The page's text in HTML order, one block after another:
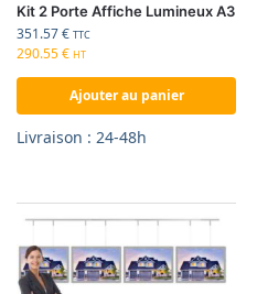
Kit 2 Porte Affiche Lumineux A3
351.57€ TTC
290.55€ HT
Ajouter au panier
Livraison : 24-48h